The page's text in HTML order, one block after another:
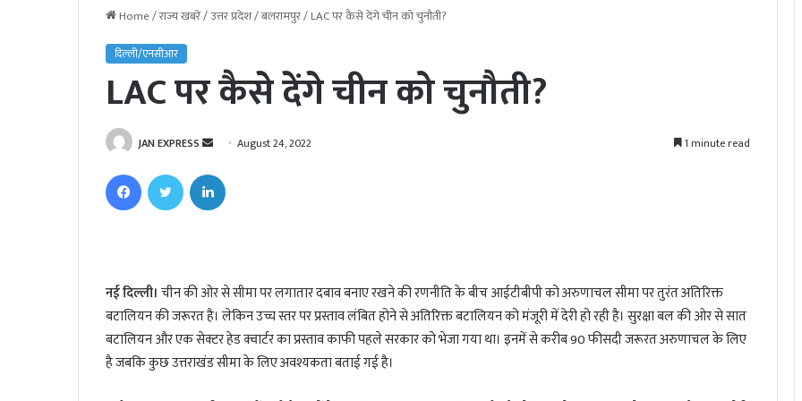
Home/राज्य खबरें/उत्तर प्रदेश/बलरामपुर/LAC पर कैसे देंगे चीन को चुनौती?
दिल्ली/एनसीआर
LAC पर कैसे देंगे चीन को चुनौती?
JAN EXPRESS
d
m
a
i
l
August 24, 2022 1 minute read
नई दिल्ली। चीन की ओर से सीमा पर लगातार दबाव बनाए रखने की रणनीति के बीच आईटीबीपी को अरुणाचल सीमा पर तुरंत अतिरिक्त
बटालियन की जरूरत है। लेकिन उच्च स्तर पर प्रस्ताव लंबित होने से अतिरिक्त बटालियन को मंजूरी में देरी हो रही है। सुरक्षा बल की ओर से सात
बटालियन और एक सेक्टर हेड क्वार्टर का प्रस्ताव काफी पहले सरकार को भेजा गया था। इनमें से करीब 90 फीसदी जरूरत अरुणाचल के लिए
है जबकि कुछ उत्तराखंड सीमा के लिए अवश्यकता बताई गई है।